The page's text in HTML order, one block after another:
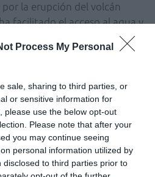
Process My Personal
sale, sharing to third parties, or
or sensitive information for
please use the below opt-out
Please note that after your
you may continue seeing
personal information utilized by
to third parties prior to
la erupción del volcán
facilitado el acceso al agua y
desplazada. Asimismo, más
en los asentamientos
el almacenamiento de agua
frente a la COVID-19 y
de enfermedades como el
como fuente preferida